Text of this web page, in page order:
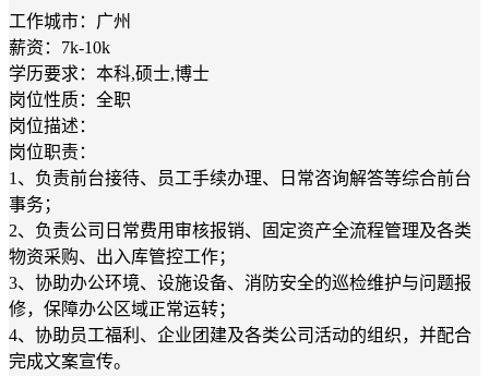
工作城市：广州
薪资：7k-10k
学历要求：本科,硕士,博士
岗位性质：全职
岗位描述：
岗位职责：
1、负责前台接待、员工手续办理、日常咨询解答等综合前台
事务；
2、负责公司日常费用审核报销、固定资产全流程管理及各类
物资采购、出入库管控工作；
3、协助办公环境、设施设备、消防安全的巡检维护与问题报
修，保障办公区域正常运转；
4、协助员工福利、企业团建及各类公司活动的组织，并配合
完成文案宣传。